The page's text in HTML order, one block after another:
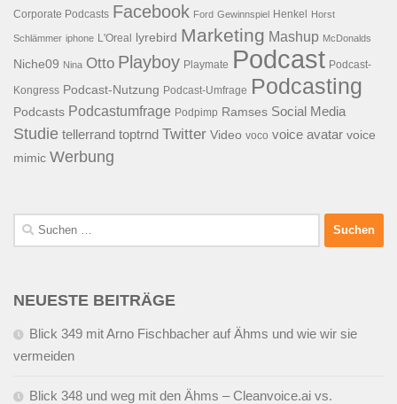
Corporate Podcasts Facebook Ford Gewinnspiel Henkel Horst
Schlämmer iphone L'Oreal lyrebird Marketing Mashup McDonalds
Niche09 Nina Otto Playboy Playmate Podcast Podcast-
Kongress Podcast-Nutzung Podcast-Umfrage Podcasting
Podcasts Podcastumfrage Podpimp Ramses Social Media
Studie tellerrand toptrnd Twitter Video voco voice avatar voice
mimic Werbung
Suchen
nach:
NEUESTE BEITRÄGE
Blick 349 mit Arno Fischbacher auf Ähms und wie wir sie
vermeiden
Blick 348 und weg mit den Ähms – Cleanvoice.ai vs.